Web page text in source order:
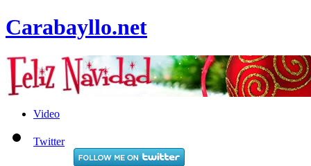
Carabayllo.net
Video
Twitter